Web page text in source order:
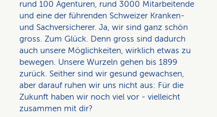
rund 100 Agenturen, rund 3000 Mitarbeitende
und eine der führenden Schweizer Kranken-
und Sachversicherer. Ja, wir sind ganz schön
gross. Zum Glück. Denn gross sind dadurch
auch unsere Möglichkeiten, wirklich etwas zu
bewegen. Unsere Wurzeln gehen bis 1899
zurück. Seither sind wir gesund gewachsen,
aber darauf ruhen wir uns nicht aus: Für die
Zukunft haben wir noch viel vor - vielleicht
zusammen mit dir?